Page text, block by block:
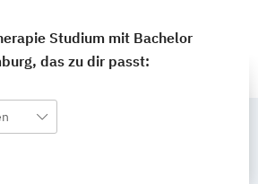
Studium mit Bachelor
das zu dir passt: